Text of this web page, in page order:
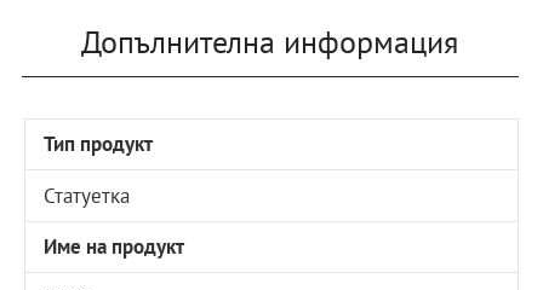
Допълнителна информация
Тип продукт
Статуетка
Име на продукт